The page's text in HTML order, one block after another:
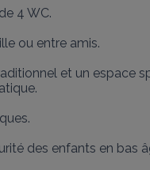
4 WC.
ou entre amis.
et un espace
des enfants en bas